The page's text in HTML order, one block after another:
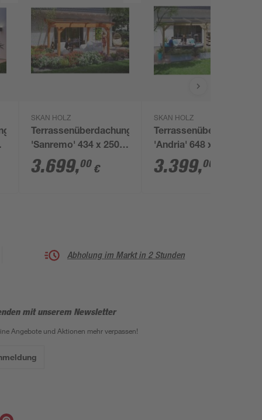
SKAN HOLZ
Terrassenüberdachung
'Sanremo' 434 x 250
cm Leimholz
Doppelstegplatten
3.699,00 €
SKAN HOLZ
Terrassenüberdachung
'Andria' 648 x 300 cm
Leimholz
Doppelstegplatten
3.399,00
Abholung im Markt in 2 Stunden
mit unserem Newsletter
Angebote und Aktionen mehr verpassen!